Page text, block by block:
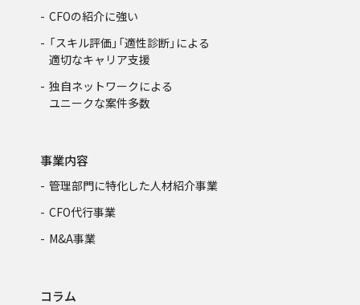
CFOの紹介に強い
「スキル評価」「適性診断」による
適切なキャリア支援
独自ネットワークによる
ユニークな案件多数
事業内容
管理部門に特化した人材紹介事業
CFO代行事業
M&A事業
コラム